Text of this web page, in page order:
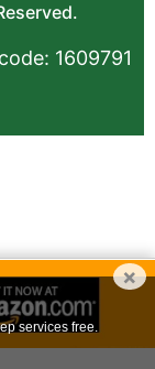
1609791
×
services free.